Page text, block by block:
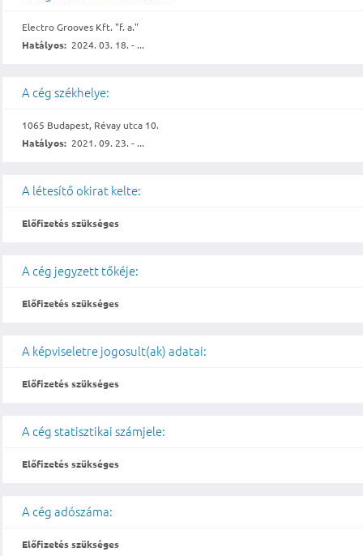
Electro Grooves Kft. "f. a."
Hatályos: 2024. 03. 18. - ...
A cég székhelye:
1065 Budapest, Révay utca 10.
Hatályos: 2021. 09. 23. - ...
A létesítő okirat kelte:
Előfizetés szükséges
A cég jegyzett tőkéje:
Előfizetés szükséges
A képviseletre jogosult(ak) adatai:
Előfizetés szükséges
A cég statisztikai számjele:
Előfizetés szükséges
A cég adószáma:
Előfizetés szükséges